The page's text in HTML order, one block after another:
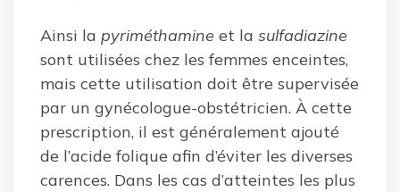
Ainsi la pyriméthamine et la sulfadiazine
sont utilisées chez les femmes enceintes,
mais cette utilisation doit être supervisée
par un gynécologue-obstétricien. À cette
prescription, il est généralement ajouté
de l’acide folique afin d’éviter les diverses
carences. Dans les cas d’atteintes les plus